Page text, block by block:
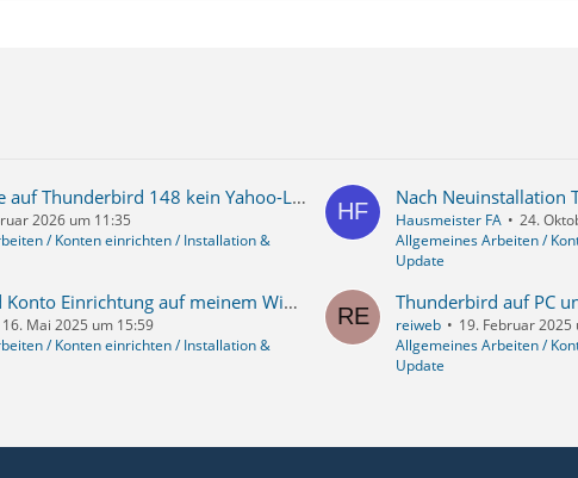
Nach Update auf Thunderbird 148 kein Yahoo-Login mehr möglich (JavaScript-/Werbeblocker-Meldung, SSL_ERROR_HANDSHAKE_FAILED)
2026 um 11:35
/ Konten einrichten / Installation &
Hausmeister FA
24.
Allgemeines Arbeiten /
Update
Thunderbird Konto Einrichtung auf meinem Windows 11 PC nicht möglich aber auf anderen schon
16. Mai 2025 um 15:59
/ Konten einrichten / Installation &
Thunderbird auf PC
reiweb
19. Februar 2025
Allgemeines Arbeiten /
Update